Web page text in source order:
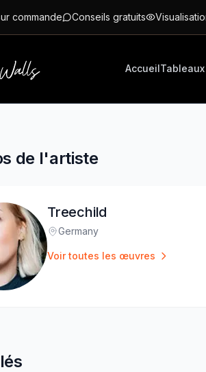
commande Conseils gratuits
Accueil
de l'artiste
Treechild
Lieu:
Germany
Voir toutes les œuvres